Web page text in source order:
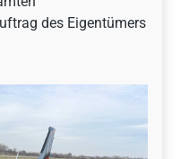
des Eigentümers